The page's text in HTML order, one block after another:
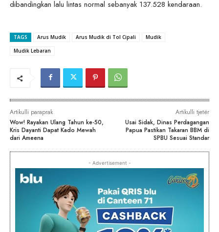
dibandingkan lalu lintas normal sebanyak 137.528 kendaraan.
TAGS Arus Mudik Arus Mudik di Tol Cipali
Mudik
Mudik Lebaran
Artikulli paraprak
Wow! Rayakan Ulang Tahun ke-50,
Kris Dayanti Dapat Kado Mewah
dari Ameena
Artikulli tjetër
Usai Sidak, Dinas Perdagangan
Papua Pastikan Takaran BBM di
SPBU Sesuai Standar
- Advertisement -